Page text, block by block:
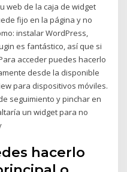
web de la caja de widget
fijo en la página y no
instalar WordPress,
es fantástico, así que si
acceder puedes hacerlo
desde la disponible
para dispositivos móviles.
seguimiento y pinchar en
un widget para no
hacerlo